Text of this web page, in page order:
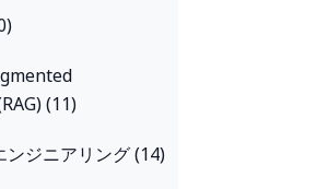
(11)
ンジニアリング (14)